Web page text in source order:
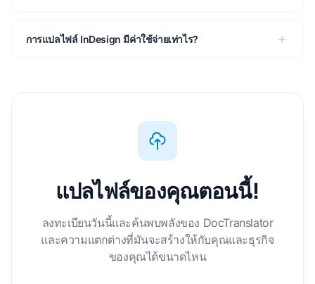
การแปลไฟล์ InDesign มีค่าใช้จ่ายเท่าไร?
แปลไฟล์ของคุณตอนนี้!
ลงทะเบียนวันนี้และค้นพบพลังของ DocTranslator
และความแตกต่างที่มันจะสร้างให้กับคุณและธุรกิจ
ของคุณได้ขนาดไหน